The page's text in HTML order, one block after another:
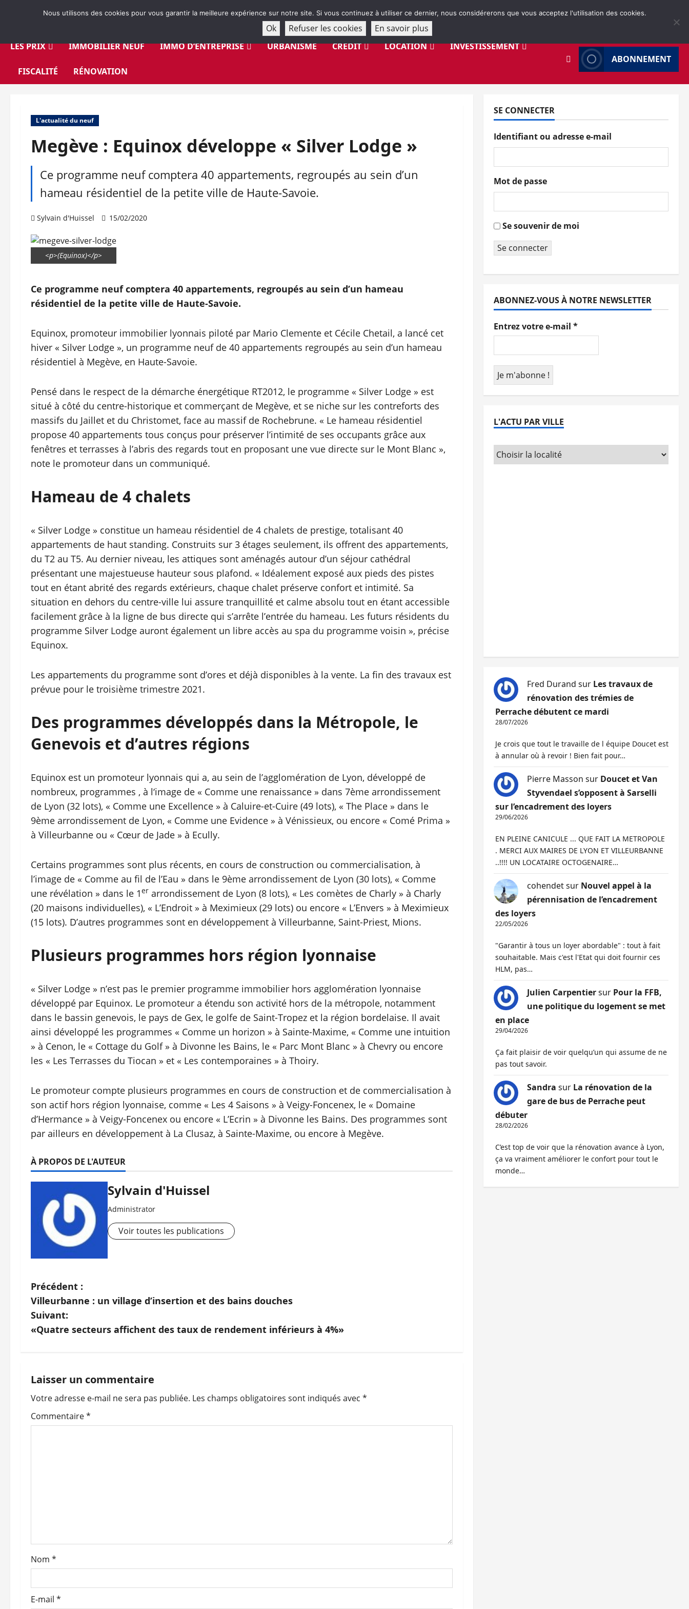
LES PRIX
IMMOBILIER NEUF IMMO D’ENTREPRISE URBANISME CRÉDIT LOCATION INVESTISSEMENT
FISCALITÉ RÉNOVATION
ABONNEMENT
L'actualité du neuf
Megève : Equinox développe « Silver Lodge »
Ce programme neuf comptera 40 appartements, regroupés au sein d’un
hameau résidentiel de la petite ville de Haute-Savoie.
Sylvain d'Huissel 15/02/2020
<p>(Equinox)</p>
Ce programme neuf comptera 40 appartements, regroupés au sein d’un hameau
résidentiel de la petite ville de Haute-Savoie.
Equinox, promoteur immobilier lyonnais piloté par Mario Clemente et Cécile Chetail, a lancé cet
hiver « Silver Lodge », un programme neuf de 40 appartements regroupés au sein d’un hameau
résidentiel à Megève, en Haute-Savoie.
Pensé dans le respect de la démarche énergétique RT2012, le programme « Silver Lodge » est
situé à côté du centre-historique et commerçant de Megève, et se niche sur les contreforts des
massifs du Jaillet et du Christomet, face au massif de Rochebrune. « Le hameau résidentiel
propose 40 appartements tous conçus pour préserver l’intimité de ses occupants grâce aux
fenêtres et terrasses à l’abris des regards tout en proposant une vue directe sur le Mont Blanc »,
note le promoteur dans un communiqué.
Hameau de 4 chalets
« Silver Lodge » constitue un hameau résidentiel de 4 chalets de prestige, totalisant 40
appartements de haut standing. Construits sur 3 étages seulement, ils offrent des appartements,
du T2 au T5. Au dernier niveau, les attiques sont aménagés autour d’un séjour cathédral
présentant une majestueuse hauteur sous plafond. « Idéalement exposé aux pieds des pistes
tout en étant abrité des regards extérieurs, chaque chalet préserve confort et intimité. Sa
situation en dehors du centre-ville lui assure tranquillité et calme absolu tout en étant accessible
facilement grâce à la ligne de bus directe qui s’arrête l’entrée du hameau. Les futurs résidents du
programme Silver Lodge auront également un libre accès au spa du programme voisin », précise
Equinox.
Les appartements du programme sont d’ores et déjà disponibles à la vente. La fin des travaux est
prévue pour le troisième trimestre 2021.
Des programmes développés dans la Métropole, le
Genevois et d’autres régions
Equinox est un promoteur lyonnais qui a, au sein de l’agglomération de Lyon, développé de
nombreux, programmes , à l‘image de « Comme une renaissance » dans 7ème arrondissement
de Lyon (32 lots), « Comme une Excellence » à Caluire-et-Cuire (49 lots), « The Place » dans le
9ème arrondissement de Lyon, « Comme une Evidence » à Vénissieux, ou encore « Comé Prima »
à Villeurbanne ou « Cœur de Jade » à Ecully.
Certains programmes sont plus récents, en cours de construction ou commercialisation, à
l’image de « Comme au fil de l’Eau » dans le 9ème arrondissement de Lyon (30 lots), « Comme
une révélation » dans le 1er arrondissement de Lyon (8 lots), « Les comètes de Charly » à Charly
(20 maisons individuelles), « L’Endroit » à Meximieux (29 lots) ou encore « L’Envers » à Meximieux
(15 lots). D’autres programmes sont en développement à Villeurbanne, Saint-Priest, Mions.
Plusieurs programmes hors région lyonnaise
« Silver Lodge » n’est pas le premier programme immobilier hors agglomération lyonnaise
développé par Equinox. Le promoteur a étendu son activité hors de la métropole, notamment
dans le bassin genevois, le pays de Gex, le golfe de Saint-Tropez et la région bordelaise. Il avait
ainsi développé les programmes « Comme un horizon » à Sainte-Maxime, « Comme une intuition
» à Cenon, le « Cottage du Golf » à Divonne les Bains, le « Parc Mont Blanc » à Chevry ou encore
les « Les Terrasses du Tiocan » et « Les contemporaines » à Thoiry.
Le promoteur compte plusieurs programmes en cours de construction et de commercialisation à
son actif hors région lyonnaise, comme « Les 4 Saisons » à Veigy-Foncenex, le « Domaine
d’Hermance » à Veigy-Foncenex ou encore « L’Ecrin » à Divonne les Bains. Des programmes sont
par ailleurs en développement à La Clusaz, à Sainte-Maxime, ou encore à Megève.
À PROPOS DE L'AUTEUR
Sylvain d'Huissel
Administrator
Voir toutes les publications
N
a
v
g
a
t
a
r
t
Précédent :
Villeurbanne : un village d’insertion et des bains douches
Suivant:
«Quatre secteurs affichent des taux de rendement inférieurs à 4%»
Laisser un commentaire
Votre adresse e-mail ne sera pas publiée. Les champs obligatoires sont indiqués avec *
Commentaire*
Nom *
E-mail *
SE CONNECTER
Identifiant ou adresse e-mail
Mot de passe
Se souvenir de moi
Se connecter
ABONNEZ-VOUS À NOTRE NEWSLETTER
Entrez votre e-mail *
L'ACTU PAR VILLE
Fred Durand sur Les travaux de
rénovation des trémies de
Perrache débutent ce mardi
28/07/2026
Je crois que tout le travaille de l équipe Doucet est
à annular où à revoir ! Bien fait pour…
Pierre Masson sur Doucet et Van
Styvendael s’opposent à Sarselli
sur l’encadrement des loyers
29/06/2026
EN PLEINE CANICULE ... QUE FAIT LA METROPOLE
. MERCI AUX MAIRES DE LYON ET VILLEURBANNE
..!!!! UN LOCATAIRE OCTOGENAIRE…
cohendetsur Nouvel appel à la
pérennisation de l’encadrement
des loyers
22/05/2026
"Garantir à tous un loyer abordable" : tout à fait
souhaitable. Mais c'est l'Etat qui doit fournir ces
HLM, pas…
Julien Carpentiersur Pour la FFB,
une politique du logement se met
en place
29/04/2026
Ça fait plaisir de voir quelqu’un qui assume de ne
pas tout savoir.
Sandra sur La rénovation de la
gare de bus de Perrache peut
débuter
28/02/2026
C’est top de voir que la rénovation avance à Lyon,
ça va vraiment améliorer le confort pour tout le
monde…
Nous utilisons des cookies pour vous garantir la meilleure expérience sur notre site. Si vous continuez à utiliser ce dernier, nous considérerons que vous acceptez l'utilisation des cookies.
Ok Refuser les cookies En savoir plus